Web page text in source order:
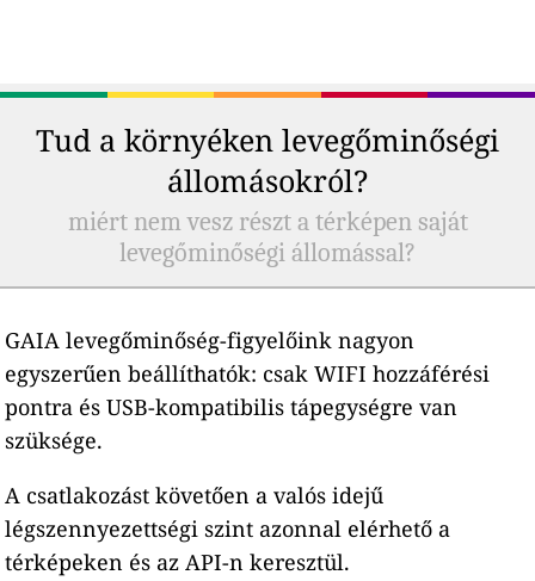
Tud a környéken levegőminőségi
állomásokról?
miért nem vesz részt a térképen saját
levegőminőségi állomással?
GAIA levegőminőség-figyelőink nagyon
egyszerűen beállíthatók: csak WIFI hozzáférési
pontra és USB-kompatibilis tápegységre van
szüksége.
A csatlakozást követően a valós idejű
légszennyezettségi szint azonnal elérhető a
térképeken és az API-n keresztül.